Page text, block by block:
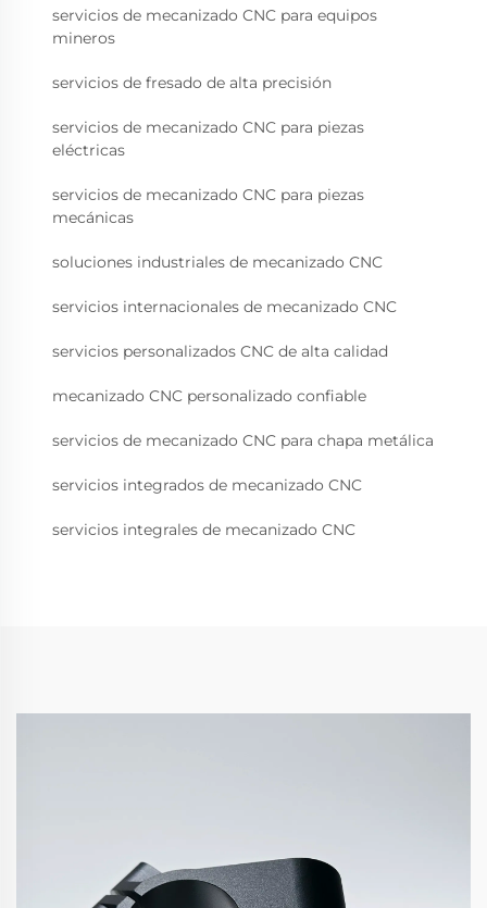
servicios de mecanizado CNC para equipos
mineros
servicios de fresado de alta precisión
servicios de mecanizado CNC para piezas
eléctricas
servicios de mecanizado CNC para piezas
mecánicas
soluciones industriales de mecanizado CNC
servicios internacionales de mecanizado CNC
servicios personalizados CNC de alta calidad
mecanizado CNC personalizado confiable
servicios de mecanizado CNC para chapa metálica
servicios integrados de mecanizado CNC
servicios integrales de mecanizado CNC